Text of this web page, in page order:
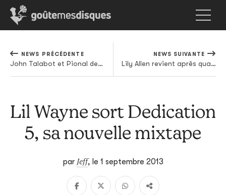
NEWS PRÉCÉDENTE
John Talabot et Pional deviennent Lost Scripts
NEWS SUIVANTE
Lily Allen revient après quatre années de silence
Lil Wayne sort Dedication
5, sa nouvelle mixtape
par Jeff, le 1 septembre 2013